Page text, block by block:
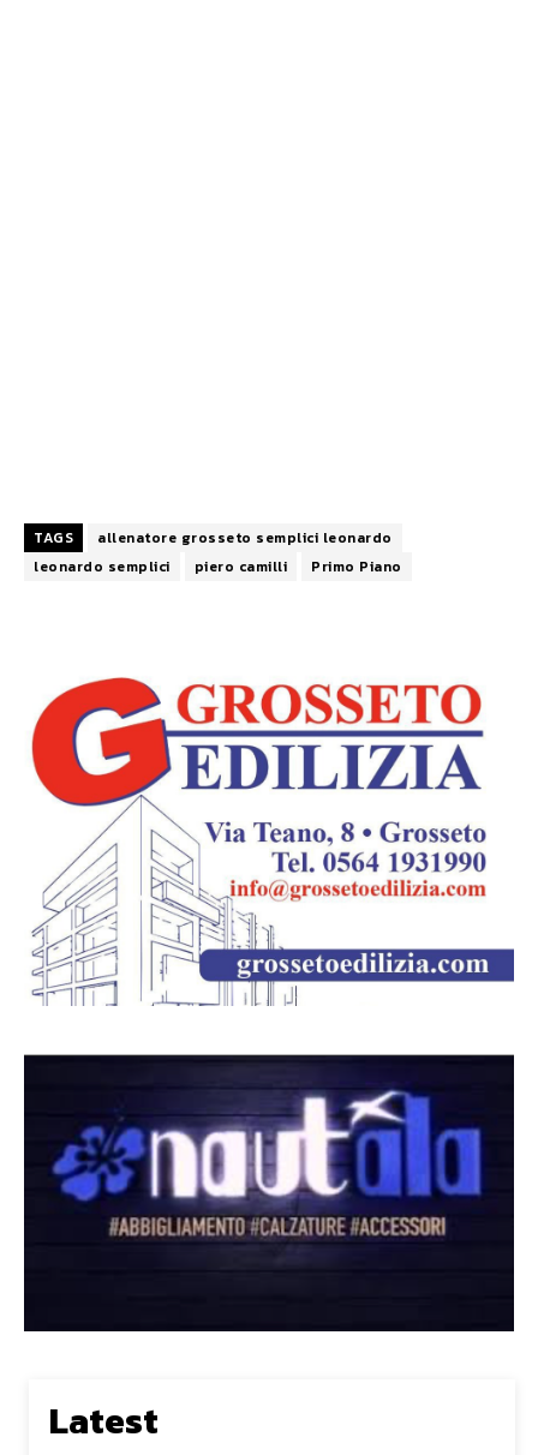
TAGS
allenatore grosseto semplici leonardo
leonardo semplici
piero camilli Primo Piano
Latest